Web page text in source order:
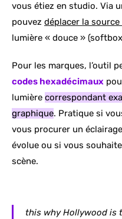
vous étiez en studio. Via
pouvez déplacer la
lumière « douce »
Pour les marques, l’outil
codes hexadécimaux
lumière correspondant
graphique. Pratique si
vous procurer un
évolue ou si vous
scène.
this why Hollywood is